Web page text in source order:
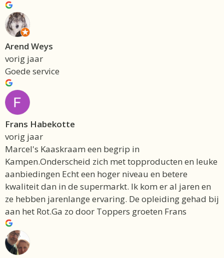
Arend Weys
vorig jaar
Goede service
Frans Habekotte
vorig jaar
Marcel's Kaaskraam een begrip in
Kampen.Onderscheid zich met topproducten en leuke
aanbiedingen Echt een hoger niveau en betere
kwaliteit dan in de supermarkt. Ik kom er al jaren en
ze hebben jarenlange ervaring. De opleiding gehad bij
aan het Rot.Ga zo door Toppers groeten Frans